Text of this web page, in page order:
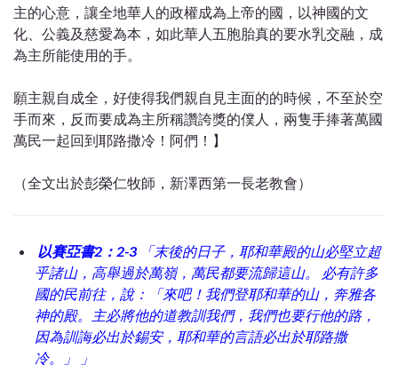
主的心意，讓全地華人的政權成為上帝的國，以神國的文
化、公義及慈愛為本，如此華人五胞胎真的要水乳交融，成
為主所能使用的手。
願主親自成全，好使得我們親自見主面的的時候，不至於空
手而來，反而要成為主所稱讚誇獎的僕人，兩隻手捧著萬國
萬民一起回到耶路撒冷！阿們！】
（全文出於彭榮仁牧師，新澤西第一長老教會）
以賽亞書2：2-3
「末後的日子，耶和華殿的山必堅立超
乎諸山，高舉過於萬嶺，萬民都要流歸這山。 必有許多
國的民前往，說：「來吧！我們登耶和華的山，奔雅各
神的殿。主必將他的道教訓我們，我們也要行他的路，
因為訓誨必出於錫安，耶和華的言語必出於耶路撒
冷。」 」